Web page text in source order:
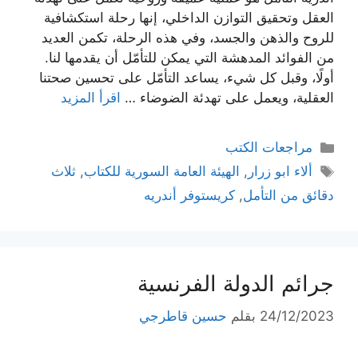
العقل وتحقيق التوازن الداخلي، إنها رحلة استكشافية
للروح والذهن والجسد، وفي هذه الرحلة، تكمن العديد
من الفوائد المدهشة التي يمكن للتأمّل أن يقدمها لنا.
أولًا، وقبل كل شيء، يساعد التأمّل على تحسين صحتنا
العقلية، ويعمل على تهدئة الضوضاء … اقرأ المزيد
التصنيفات
مراجعات الكتب
الوسوم
ألاء ابو زرار , الهيئة العامة السورية للكتاب,ثلاث
دقائق من التأمل, كريستوفر أندريه
جرائم الدولة الفرنسية
24/12/2023 بقلم حسين قاطرجي